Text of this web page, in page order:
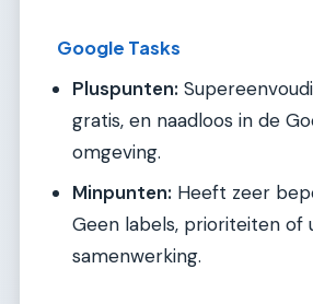
Google Tasks
Pluspunten:
gratis, en naadloos in de
omgeving.
Minpunten: Heeft zeer
Geen labels, prioriteiten of
samenwerking.